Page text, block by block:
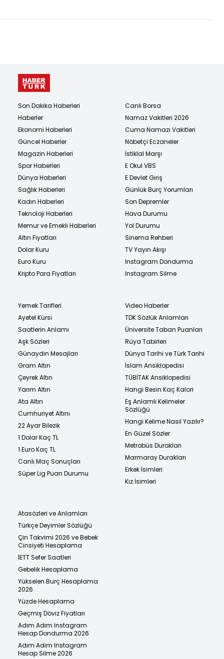
Son Dakika Haberleri
Haberler
Ekonomi Haberleri
Güncel Haberler
Magazin Haberleri
Spor Haberleri
Dünya Haberleri
Sağlık Haberleri
Kadın Haberleri
Teknoloji Haberleri
Memur ve Emekli Haberleri
Altın Fiyatları
Dolar Kuru
Euro Kuru
Kripto Para Fiyatları
Canlı Borsa
Namaz Vakitleri 2026
Cuma Namazı Vakitleri
Nöbetçi Eczaneler
İstiklal Marşı
E Okul VBS
E Devlet Giriş
Günlük Burç Yorumları
Son Depremler
Hava Durumu
Yol Durumu
Sinema Rehberi
TV Yayın Akışı
Instagram Dondurma
Instagram Silme
Yemek Tarifleri
Ayetel Kürsi
Saatlerin Anlamı
Aşk Sözleri
Günaydın Mesajları
Gram Altın
Çeyrek Altın
Yarım Altın
Ata Altın
Cumhuriyet Altını
22 Ayar Bilezik
1 Dolar Kaç TL
1 Euro Kaç TL
Canlı Maç Sonuçları
Süper Lig Puan Durumu
Video Haberler
TDK Sözlük Anlamları
Üniversite Taban Puanları
Rüya Tabirleri
Dünya Tarihi ve Türk Tarihi
İslam Ansiklopedisi
TÜBİTAK Ansiklopedisi
Hangi Besin Kaç Kalori
Eş Anlamlı Kelimeler
Sözlüğü
Hangi Kelime Nasıl Yazılır?
En Güzel Sözler
Metrobüs Durakları
Marmaray Durakları
Erkek İsimleri
Kız İsimleri
Atasözleri ve Anlamları
Türkçe Deyimler Sözlüğü
Çin Takvimi 2026 ve Bebek
Cinsiyeti Hesaplama
İETT Sefer Saatleri
Gebelik Hesaplama
Yükselen Burç Hesaplama
2026
Yüzde Hesaplama
Geçmiş Döviz Fiyatları
Adım Adım Instagram
Hesap Dondurma 2026
Adım Adım Instagram
Hesap Silme 2026